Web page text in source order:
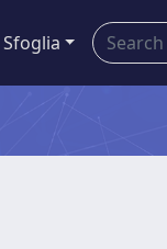
Sfoglia